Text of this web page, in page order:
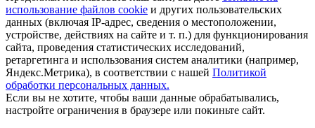
использование файлов cookie и других пользовательских
данных (включая IP-адрес, сведения о местоположении,
устройстве, действиях на сайте и т. п.) для функционирования
сайта, проведения статистических исследований,
ретаргетинга и использования систем аналитики (например,
Яндекс.Метрика), в соответствии с нашей Политикой
обработки персональных данных.
Если вы не хотите, чтобы ваши данные обрабатывались,
настройте ограничения в браузере или покиньте сайт.